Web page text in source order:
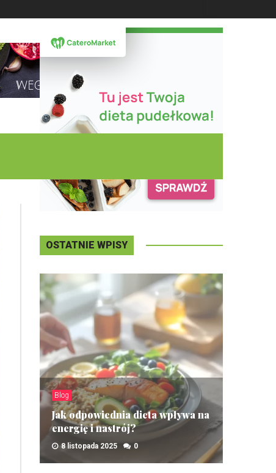
OSTATNIE WPISY
Blog
Jak odpowiednia dieta wpływa na
energię i nastrój?
8 listopada 2025 0